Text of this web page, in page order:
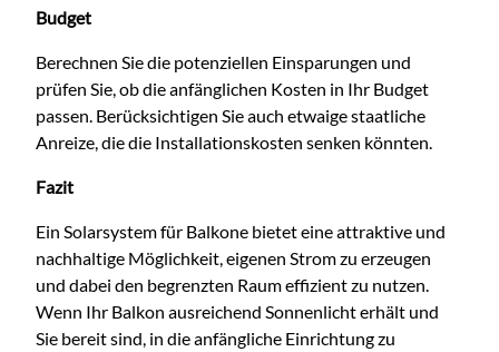
Budget
Berechnen Sie die potenziellen Einsparungen und
prüfen Sie, ob die anfänglichen Kosten in Ihr Budget
passen. Berücksichtigen Sie auch etwaige staatliche
Anreize, die die Installationskosten senken könnten.
Fazit
Ein Solarsystem für Balkone bietet eine attraktive und
nachhaltige Möglichkeit, eigenen Strom zu erzeugen
und dabei den begrenzten Raum effizient zu nutzen.
Wenn Ihr Balkon ausreichend Sonnenlicht erhält und
Sie bereit sind, in die anfängliche Einrichtung zu